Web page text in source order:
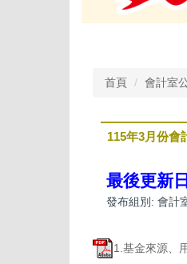
首頁 會計室
115年3月份會
最後更新
發布組別: 會計
1.基金來源、